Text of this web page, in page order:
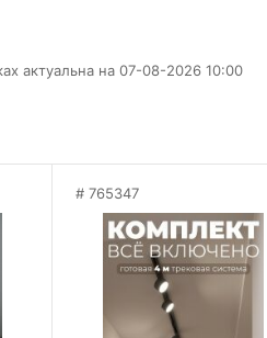
актуальна на 07-08-2026 10:00
765347